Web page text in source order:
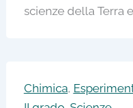
scienze della Terra
Chimica,